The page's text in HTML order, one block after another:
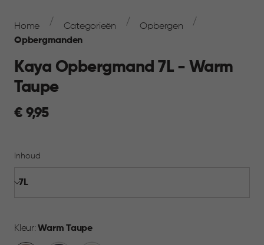
Navigation
Home Categorieën
Opbergen
Opbergmanden
Kaya Opbergmand 7L - Warm
Taupe
€
€ 9,95
Inhoud
Kleur:Warm Taupe